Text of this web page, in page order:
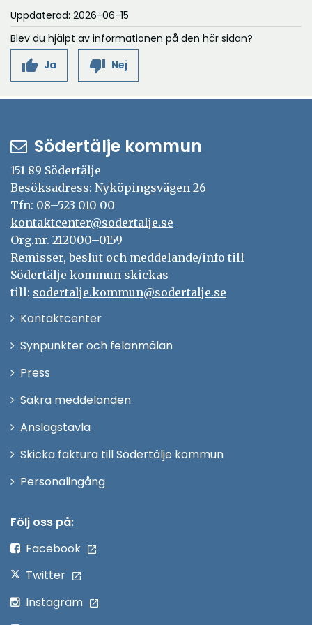
Uppdaterad: 2026-06-15
Blev du hjälpt av informationen på den här sidan?
thumb_up Ja thumb_down Nej
Södertälje kommun
151 89 Södertälje
Besöksadress: Nyköpingsvägen 26
Tfn: 08–523 010 00
kontaktcenter@sodertalje.se
Org.nr. 212000–0159
Remisser, beslut och meddelande/info till
Södertälje kommun skickas
till: sodertalje.kommun@sodertalje.se
KontaktcenterÖppna
Synpunkter och felanmälan
Press
fönster
Säkra meddelanden
Anslagstavla
Skicka faktura till Södertälje kommun
PersonalingångÖppna
Följ oss på:
Facebook
Twitter
Instagram